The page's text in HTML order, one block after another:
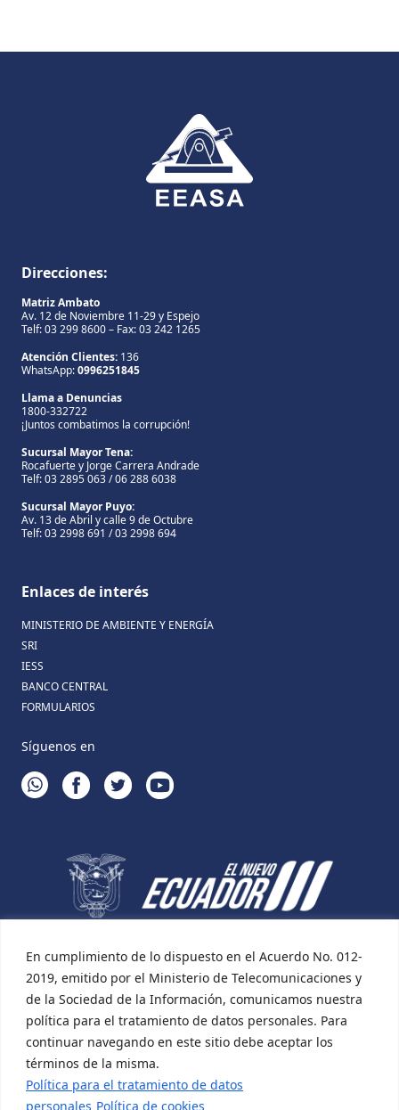
En cumplimiento de lo dispuesto en el Acuerdo No. 012-
2019, emitido por el Ministerio de Telecomunicaciones y
de la Sociedad de la Información, comunicamos nuestra
política para el tratamiento de datos personales. Para
continuar navegando en este sitio debe aceptar los
términos de la misma.
Política para el tratamiento de datos
personales Política de cookies
Direcciones:
Matriz Ambato
Av. 12 de Noviembre 11-29 y Espejo
Telf: 03 299 8600 – Fax: 03 242 1265
Atención Clientes: 136
WhatsApp:0996251845
Llama a Denuncias
1800-332722
¡Juntos combatimos la corrupción!
Sucursal Mayor Tena:
Rocafuerte y Jorge Carrera Andrade
Telf: 03 2895 063 / 06 288 6038
Sucursal Mayor Puyo:
Av. 13 de Abril y calle 9 de Octubre
Telf: 03 2998 691 / 03 2998 694
Enlaces de interés
MINISTERIO DE AMBIENTE Y ENERGÍA
SRI
IESS
BANCO CENTRAL
FORMULARIOS
Síguenos en
WHATSAPPFACEBOOKTWITTERYOUTUBE